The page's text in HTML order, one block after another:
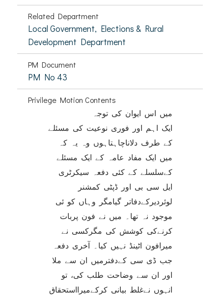
Related Department
Local Government, Elections & Rural
Development Department
PM Document
PM No 43
Privilege Motion Contents
ایک اہم اور فوری نوعیت کی مسئلے
کے طرف دلاناچاہتاہوں وہ یہ کہ
میں ایک مفاد عامہ کے ایک مسئلے
کےسلسلے کے کئی دفعہ سیکرٹری
ایل سی بی اور ڈپٹی کمشنر
لوئردیرکےدفاتر گیامگر وہاں کو ئی
موجود نہ تھا۔ میں نے فون پربات
کرنےکی کوشش کی مگرکسی نے
میرافون اٹینڈ نہیں کیا۔ آخری دفعہ
جب ڈی سی کےدفترمیں ان سے ملا
اور ان سے وضاحت طلب کی، تو
انہوں نےغلط بیانی کرکےمیرااستحقاق